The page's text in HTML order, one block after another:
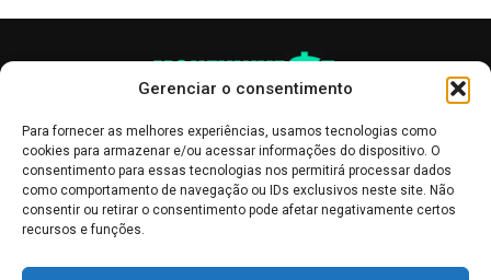
Gerenciar o consentimento
Para fornecer as melhores experiências, usamos tecnologias como
cookies para armazenar e/ou acessar informações do dispositivo. O
consentimento para essas tecnologias nos permitirá processar dados
como comportamento de navegação ou IDs exclusivos neste site. Não
consentir ou retirar o consentimento pode afetar negativamente certos
recursos e funções.